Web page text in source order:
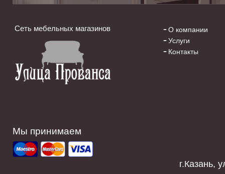
Сеть мебельных магазинов
О компании
Услуги
Контакты
Мы принимаем
г.Казань,